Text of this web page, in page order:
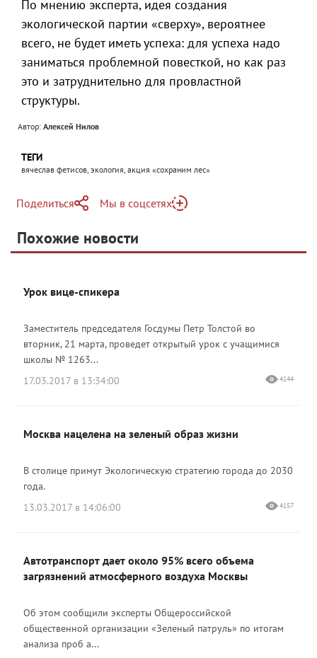
По мнению эксперта, идея создания
экологической партии «сверху», вероятнее
всего, не будет иметь успеха: для успеха надо
заниматься проблемной повесткой, но как раз
это и затруднительно для провластной
структуры.
Автор: Алексей Нилов
ТЕГИ
вячеслав фетисов, экология, акция «сохраним лес»
Поделиться
Telegram
Одноклассники
Мы в соцсетях
Яндекс Дзен
Похожие новости
Урок вице-спикера
Заместитель председателя Госдумы Петр Толстой во
вторник, 21 марта, проведет открытый урок с учащимися
школы № 1263...
17.03.2017 в 13:34:00
4144
Москва нацелена на зеленый образ жизни
В столице примут Экологическую стратегию города до 2030
года.
13.03.2017 в 14:06:00
4157
Автотранспорт дает около 95% всего объема
загрязнений атмосферного воздуха Москвы
Об этом сообщили эксперты Общероссийской
общественной организации «Зеленый патруль» по итогам
анализа проб а...